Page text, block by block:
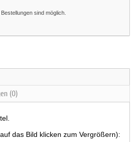
sind möglich.
(0)
das Bild klicken zum Vergrößern):